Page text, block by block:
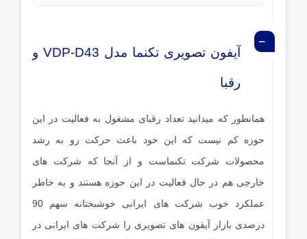
آیفون تصویری تکنما مدل VDP-D43 و
رقبا
همانطور که میدانید تعداد رقبای مشغول به فعالیت در این
حوزه کم نیست که این خود باعث حرکت رو به رشد
محصولات شرکت تکنماست و از آنجا که شرکت های
خارجی هم در حال فعالیت در این حوزه هستند و به خاطر
عملکرد خوب شرکت های ایرانی خوشبختانه سهم 90
درصدی بازار آیفون های تصویری را شرکت های ایرانی در